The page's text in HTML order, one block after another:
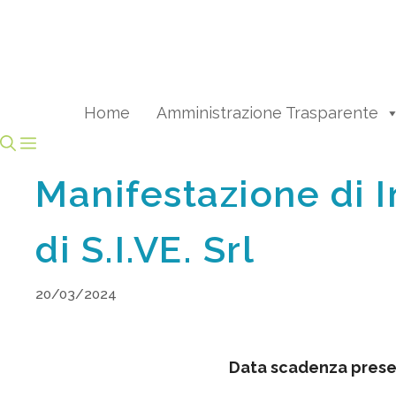
Home Amministrazione Trasparente
Manifestazione di
di S.I.VE. Srl
20/03/2024
Data scadenza